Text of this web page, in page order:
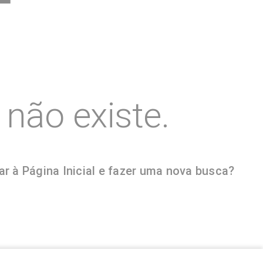
existe.
à Página Inicial e fazer uma nova busca?